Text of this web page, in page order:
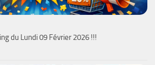
du Lundi 09 Février 2026 !!!